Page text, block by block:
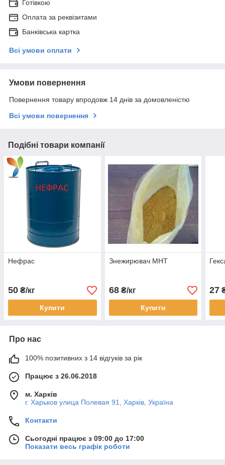
Готівкою
Оплата за реквізитами
Банківська картка
Всі умови оплати
Умови повернення
Повернення товару впродовж 14 днів за домовленістю
Всі умови повернення
Подібні товари компанії
Нефрас
50 ₴/кг
Купити
Знежирювач МНТ
68₴/кг
Купити
27
Про нас
100% позитивних з 14 відгуків за рік
Працює з 26.06.2018
м. Харків
г. Харьков улица Полевая 91, Харків, Україна
Контакти
Сьогодні працює з 09:00 до 17:00
Показати весь графік роботи